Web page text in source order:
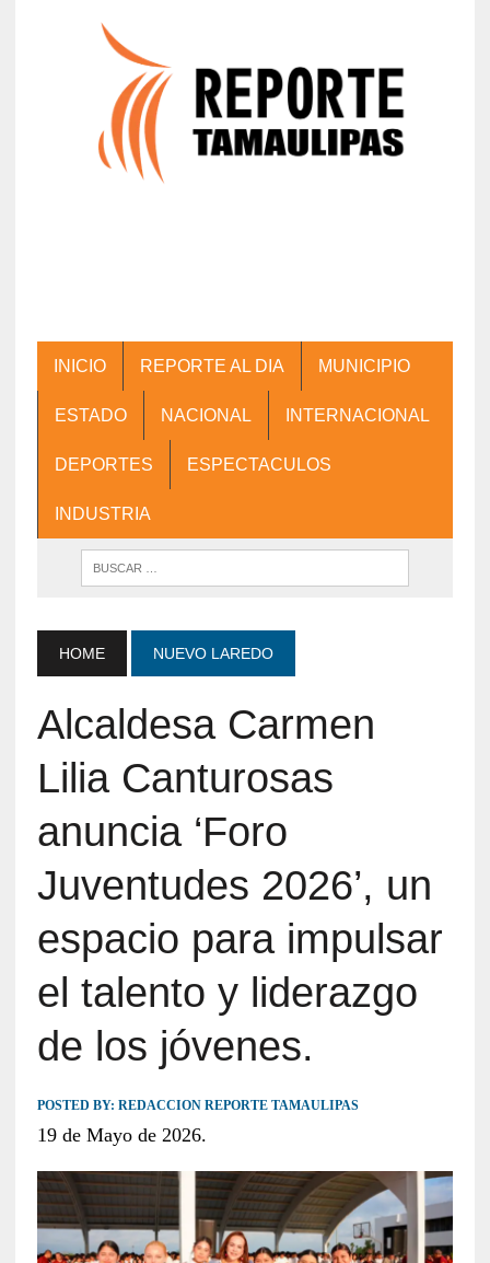
INICIO REPORTE AL DIA MUNICIPIO
ESTADO NACIONAL INTERNACIONAL
DEPORTES ESPECTACULOS
INDUSTRIA
HOME NUEVO LAREDO
Alcaldesa Carmen
Lilia Canturosas
anuncia ‘Foro
Juventudes 2026’, un
espacio para impulsar
el talento y liderazgo
de los jóvenes.
POSTED BY: REDACCION REPORTE TAMAULIPAS
19 de Mayo de 2026.